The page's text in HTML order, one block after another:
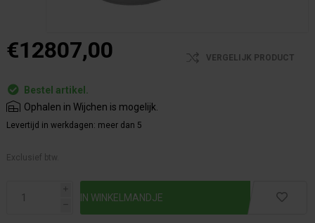
€12807,00 VERGELIJK PRODUCT
Bestel artikel.
Ophalen in Wijchen is mogelijk.
Levertijd in werkdagen: meer dan 5
Exclusief btw.
i
h